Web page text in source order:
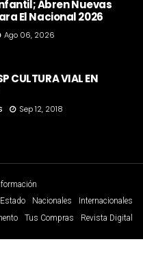
Abren Nuevas
El Nacional 2026
Ago 06, 2026
CULTURA VIAL EN
Sep 12, 2018
Estado Nacionales
Internacionales
Tus Compras Revista Digital